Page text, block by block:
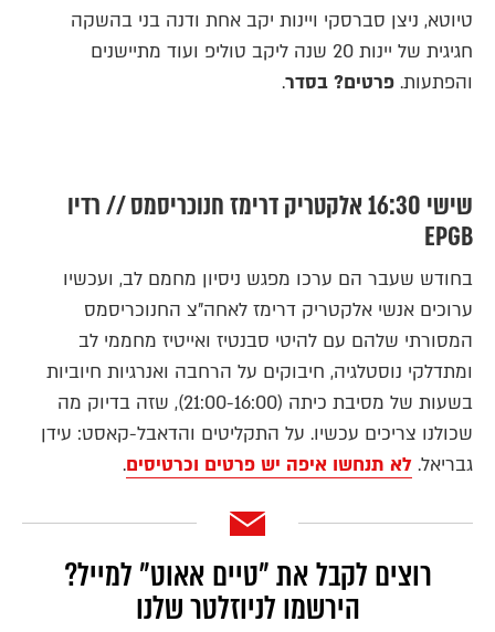
טיוטא, ניצן סברסקי ויינות יקב אחת ודנה בני בהשקה
חגיגית של יינות 20 שנה ליקב טוליפ ועוד מתיישנים
והפתעות. פרטים? בסדר.
שישי 16:30 אלקטריק דרימז חנוכריסמס // רדיו
EPGB
בחודש שעבר הם ערכו מפגש ניסיון מחמם לב, ועכשיו
ערוכים אנשי אלקטריק דרימז לאחה"צ החנוכריסמס
המסורתי שלהם עם להיטי סבנטיז ואייטיז מחממי לב
ומתדלקי נוסטלגיה, חיבוקים על הרחבה ואנרגיות חיוביות
בשעות של מסיבת כיתה (21:00-16:00), שזה בדיוק מה
שכולנו צריכים עכשיו. על התקליטים והדאבל-קאסט: עידן
גבריאל. לא תנחשו איפה יש פרטים וכרטיסים.
רוצים לקבל את ״טיים אאוט״ למייל?
הירשמו לניוזלטר שלנו